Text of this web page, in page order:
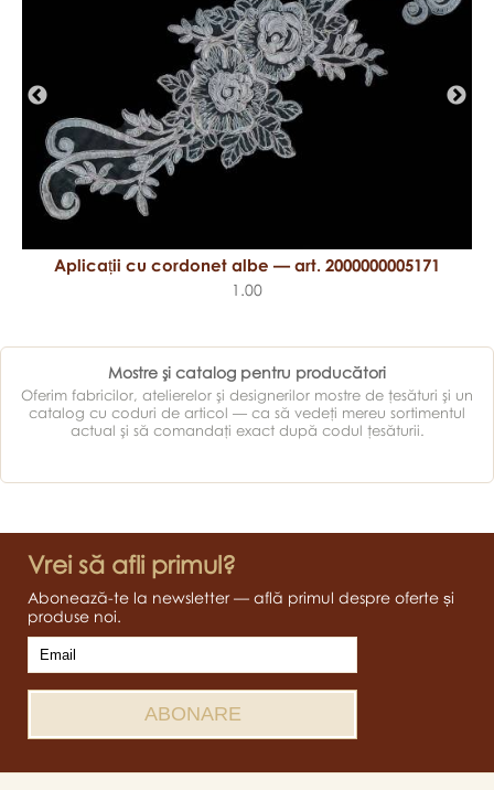
Aplicații cu cordonet albe — art. 2000000005171
1.00
Mostre şi catalog pentru producători
Oferim fabricilor, atelierelor şi designerilor mostre de ţesături şi un
catalog cu coduri de articol — ca să vedeţi mereu sortimentul
actual şi să comandaţi exact după codul ţesăturii.
Vrei să afli primul?
Abonează-te la newsletter — află primul despre oferte și
produse noi.